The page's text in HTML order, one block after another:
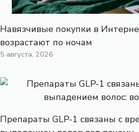
Навязчивые покупки в
возрастают по ночам
5 августа, 2026
Препараты GLP-1 связаны с